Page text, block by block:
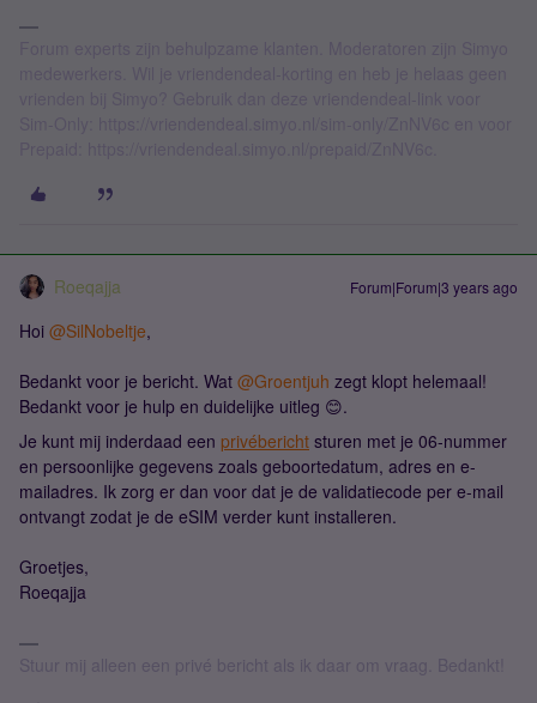
Roeqajja Forum|Forum|3 years ago
Hoi @SilNobeltje,
Bedankt voor je bericht. Wat @Groentjuh zegt klopt helemaal!
Bedankt voor je hulp en duidelijke uitleg 😊.
Je kunt mij inderdaad een privébericht sturen met je 06-nummer
en persoonlijke gegevens zoals geboortedatum, adres en e-
mailadres. Ik zorg er dan voor dat je de validatiecode per e-mail
ontvangt zodat je de eSIM verder kunt installeren.
Groetjes,
Roeqajja
Stuur mij alleen een privé bericht als ik daar om vraag. Bedankt!